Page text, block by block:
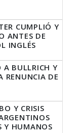
CUMPLIÓ Y
ANTES DE
INGLÉS
A BULLRICH Y
RENUNCIA DE
Y CRISIS
Y HUMANOS